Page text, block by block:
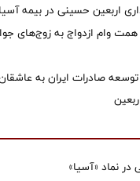
اربعین حسینی در بیمه آسیا
پرداخت بیش از ۸ همت وام ازدواج به
صادرات ایران به
نماد «آسیا»